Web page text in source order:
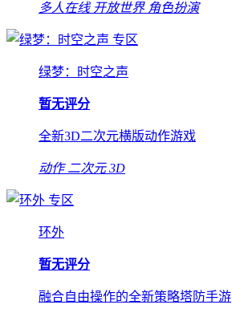
多人在线 开放世界 角色扮演
专区
绿梦：时空之声
暂无评分
全新3D二次元横版动作游戏
动作 二次元 3D
专区
环外
暂无评分
融合自由操作的全新策略塔防手游